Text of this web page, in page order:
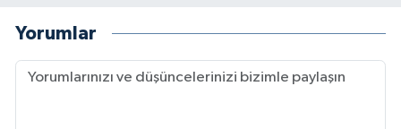
Yorumlar